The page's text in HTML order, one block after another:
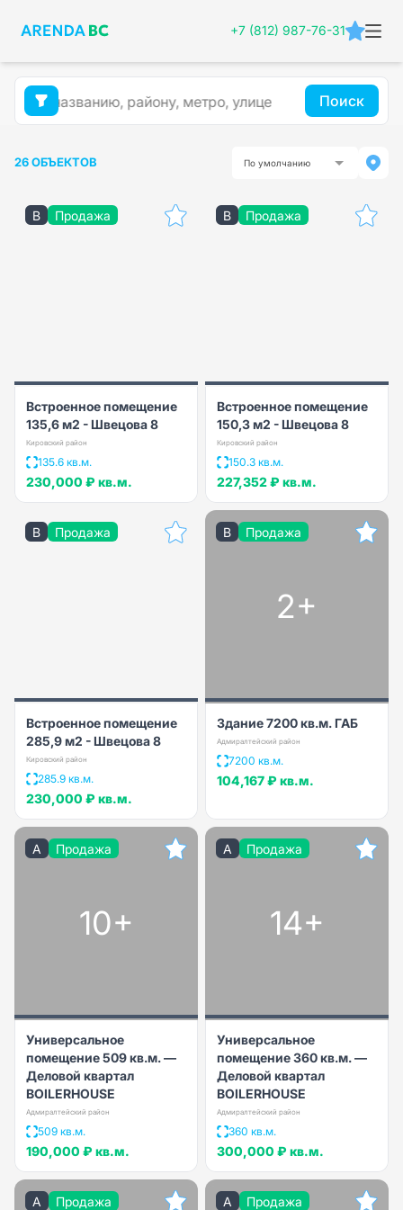
+7 (812) 987-76-31
Поиск
26 ОБЪЕКТОВ По умолчанию
B Продажа
Встроенное помещение
135,6 м2 - Швецова 8
Кировский район
135.6 кв.м.
230,000 ₽ кв.м.
B Продажа
Встроенное помещение
150,3 м2 - Швецова 8
Кировский район
150.3 кв.м.
227,352 ₽ кв.м.
B Продажа
Встроенное помещение
285,9 м2 - Швецова 8
Кировский район
285.9 кв.м.
230,000 ₽ кв.м.
B Продажа
2+
Здание 7200 кв.м. ГАБ
Адмиралтейский район
7200 кв.м.
104,167 ₽ кв.м.
A Продажа
10+
Универсальное
помещение 509 кв.м. —
Деловой квартал
BOILERHOUSE
Адмиралтейский район
509 кв.м.
190,000 ₽ кв.м.
A Продажа
14+
Универсальное
помещение 360 кв.м. —
Деловой квартал
BOILERHOUSE
Адмиралтейский район
360 кв.м.
300,000 ₽ кв.м.
A Продажа A Продажа